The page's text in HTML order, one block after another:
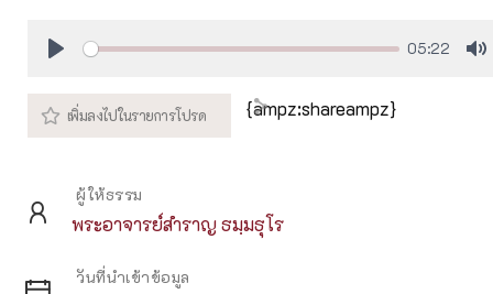
05:22
{ampz:shareampz}
ผู้ให้ธรรม
พระอาจารย์สำราญ ธมฺมธุโร
วันที่นำเข้าข้อมูล